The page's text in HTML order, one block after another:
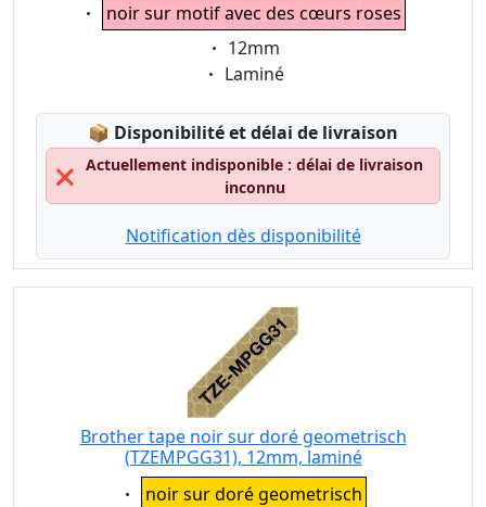
noir sur motif avec des cœurs roses
Eigenschaft:
12mm
Eigenschaft:
Laminé
📦 Lagerstatus:
Disponibilité et délai de livraison
❌
Actuellement indisponible : délai de livraison
inconnu
Notification dès disponibilité
Brother tape noir sur doré geometrisch
(TZEMPGG31), 12mm, laminé
Eigenschaft:
noir sur doré geometrisch